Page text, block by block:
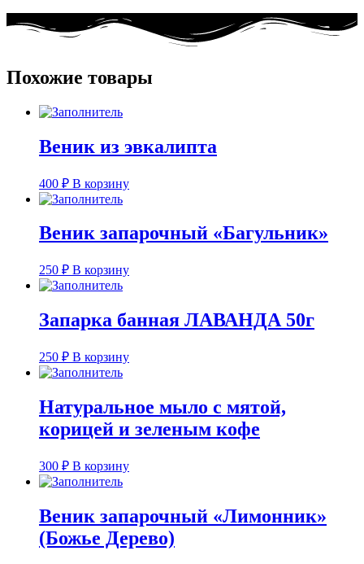
Похожие товары
Веник из эвкалипта
400 ₽ В корзину
Веник запарочный «Багульник»
250 ₽ В корзину
Запарка банная ЛАВАНДА 50г
250 ₽ В корзину
Натуральное мыло с мятой,
корицей и зеленым кофе
300 ₽ В корзину
Веник запарочный «Лимонник»
(Божье Дерево)